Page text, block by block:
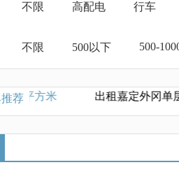
不限 高配电 行车
不限 500以下 500-
荐
平方米 出租嘉定外冈单层